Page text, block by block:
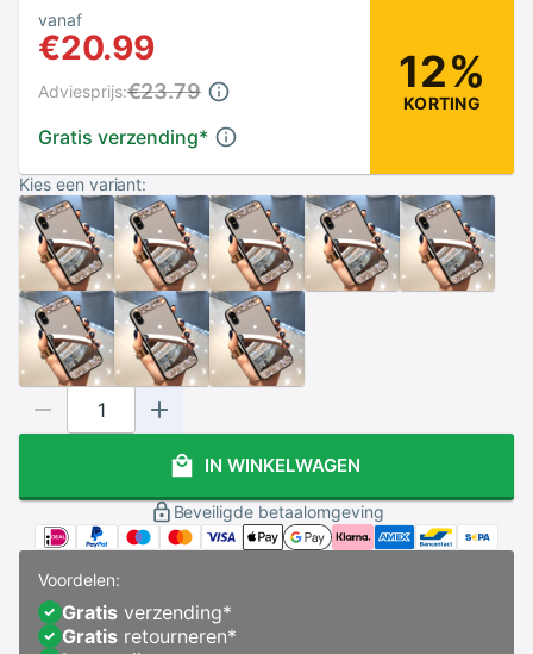
vanaf
€20.99
Gratis verzending*
Adviesprijs:€23.79 12%
KORTING
Kies een variant:
IN WINKELWAGEN
Beveiligde betaalomgeving
Voordelen:
Gratisverzending*
Gratisretourneren*